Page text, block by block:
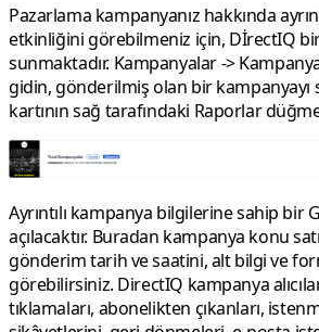
Pazarlama kampanyanız hakkında
etkinliğini görebilmeniz için, DİrectIQ
sunmaktadır. Kampanyalar->
gidin, gönderilmiş olan bir kampanyayı
kartının sağ tarafındaki Raporlar
Ayrıntılı kampanya bilgilerine sahip bir
açılacaktır. Buradan kampanya konu
gönderim tarih ve saatini, alt bilgi ve
görebilirsiniz. DirectIQ kampanya
tıklamaları, abonelikten çıkanları,